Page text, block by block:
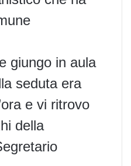
giungo in aula
seduta era
e vi ritrovo
della